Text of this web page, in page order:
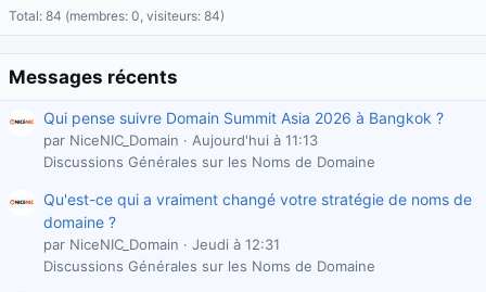
Total: 84 (membres: 0, visiteurs: 84)
Messages récents
Qui pense suivre Domain Summit Asia 2026 à Bangkok ?
par NiceNIC_Domain
Aujourd'hui à 11:13
Discussions Générales sur les Noms de Domaine
Qu'est-ce qui a vraiment changé votre stratégie de noms de
domaine ?
par NiceNIC_Domain
Jeudi à 12:31
Discussions Générales sur les Noms de Domaine